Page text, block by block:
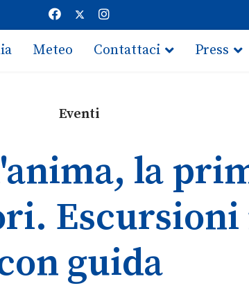
Meteo Contattaci Press
Eventi
la
guida